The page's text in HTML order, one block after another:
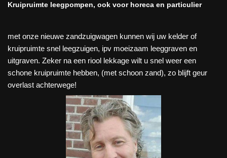
Kruipruimte leegpompen, ook voor horeca en particulier
met onze nieuwe zandzuigwagen kunnen wij uw kelder of
kruipruimte snel leegzuigen, ipv moeizaam leeggraven en
uitgraven. Zeker na een riool lekkage wilt u snel weer een
schone kruipruimte hebben, (met schoon zand), zo blijft geur
overlast achterwege!